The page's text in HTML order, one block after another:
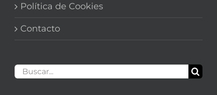
Política de Cookies
Contacto
Buscar: